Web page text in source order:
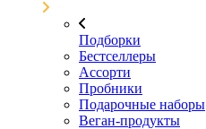
Подборки
Бестселлеры
Ассорти
Пробники
Подарочные наборы
Веган-продукты